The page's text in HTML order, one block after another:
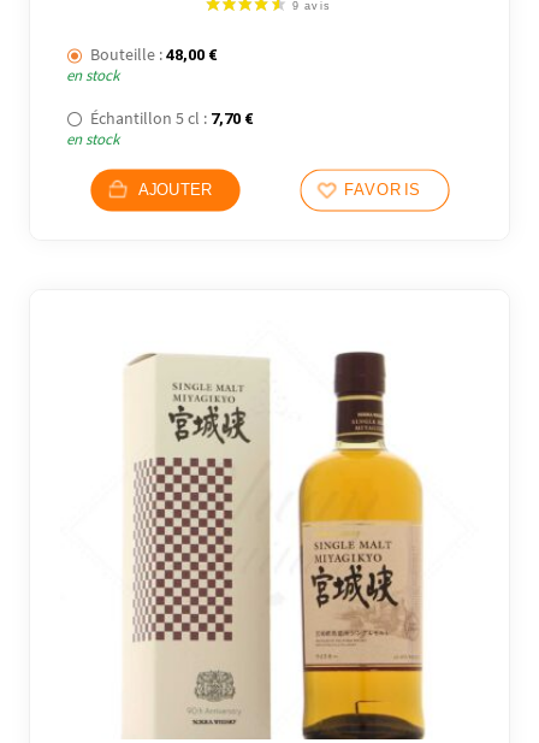
Bouteille : 48,00 €
en stock
Échantillon 5 cl : 7,70 €
en stock
AJOUTER FAVORIS